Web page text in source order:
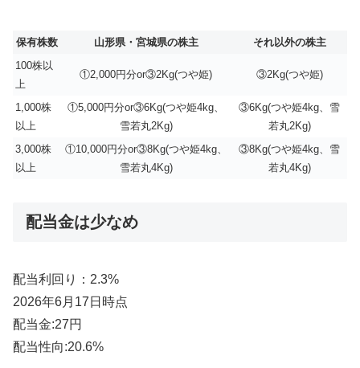
保有株数 山形県・宮城県の株主
それ以外の株主
100株以
上
①2,000円分or③2Kg(つや姫) ③2Kg(つや姫)
1,000株
以上
①5,000円分or③6Kg(つや姫4kg、
雪若丸2Kg)
③6Kg(つや姫4kg、雪
若丸2Kg)
3,000株
以上
①10,000円分or③8Kg(つや姫4kg、
雪若丸4Kg)
③8Kg(つや姫4kg、雪
若丸4Kg)
配当金は少なめ
配当利回り：2.3%
2026年6月17日時点
配当金:27円
配当性向:20.6%